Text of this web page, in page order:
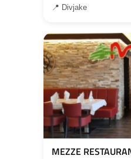
📍 Divjake
MEZZE